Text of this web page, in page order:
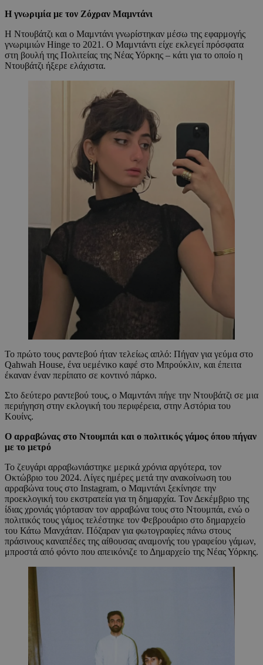
Η γνωριμία με τον Ζόχραν Μαμντάνι
Η Ντουβάτζι και ο Μαμντάνι γνωρίστηκαν μέσω της εφαρμογής
γνωριμιών Hinge το 2021. Ο Μαμντάντι είχε εκλεγεί πρόσφατα
στη βουλή της Πολιτείας της Νέας Υόρκης – κάτι για το οποίο η
Ντουβάτζι ήξερε ελάχιστα.
Το πρώτο τους ραντεβού ήταν τελείως απλό: Πήγαν για γεύμα στο
Qahwah House, ένα υεμένικο καφέ στο Μπρούκλιν, και έπειτα
έκαναν έναν περίπατο σε κοντινό πάρκο.
Στο δεύτερο ραντεβού τους, ο Μαμντάνι πήγε την Ντουβάτζι σε μια
περιήγηση στην εκλογική του περιφέρεια, στην Αστόρια του
Κουίνς.
Ο αρραβώνας στο Ντουμπάι και ο πολιτικός γάμος όπου πήγαν
με το μετρό
Το ζευγάρι αρραβωνιάστηκε μερικά χρόνια αργότερα, τον
Οκτώβριο του 2024. Λίγες ημέρες μετά την ανακοίνωση του
αρραβώνα τους στο Instagram, ο Μαμντάνι ξεκίνησε την
προεκλογική του εκστρατεία για τη δημαρχία. Τον Δεκέμβριο της
ίδιας χρονιάς γιόρτασαν τον αρραβώνα τους στο Ντουμπάι, ενώ ο
πολιτικός τους γάμος τελέστηκε τον Φεβρουάριο στο δημαρχείο
του Κάτω Μανχάταν. Πόζαραν για φωτογραφίες πάνω στους
πράσινους καναπέδες της αίθουσας αναμονής του γραφείου γάμων,
μπροστά από φόντο που απεικόνιζε το Δημαρχείο της Νέας Υόρκης.